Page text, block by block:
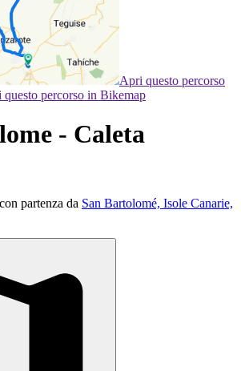
Apri questo percorso
questo percorso in Bikemap
- Caleta
partenza da San Bartolomé, Isole Canarie,